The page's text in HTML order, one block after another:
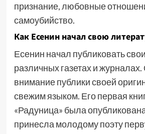
признание, любовные
самоубийство.
Как Есенин начал свою
Есенин начал публиковать
различных газетах и
внимание публики своей
свежим языком. Его первая
«Радуница» была
принесла молодому поэту